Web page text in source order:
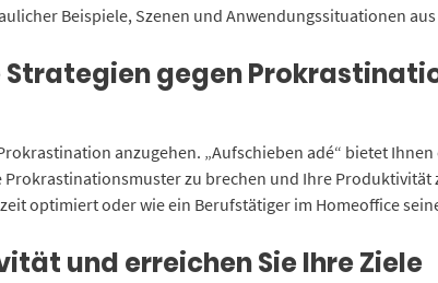
Beispiele, Szenen und Anwendungssituationen
Strategien gegen
anzugehen. „Aufschieben adé“ bietet
zu brechen und Ihre
optimiert oder wie ein Berufstätiger im Homeoffice
und erreichen Sie Ihre Ziele